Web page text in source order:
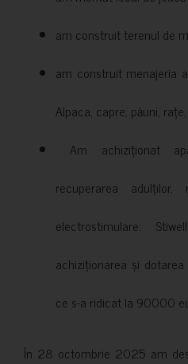
am construit terenul de
am construit menajeria
Alpaca, capre, păuni,
Am achiziționat
recuperarea
electrostimulare:
achiziționarea și
ce s-a ridicat la 90000
În 28 octombrie 2025 am